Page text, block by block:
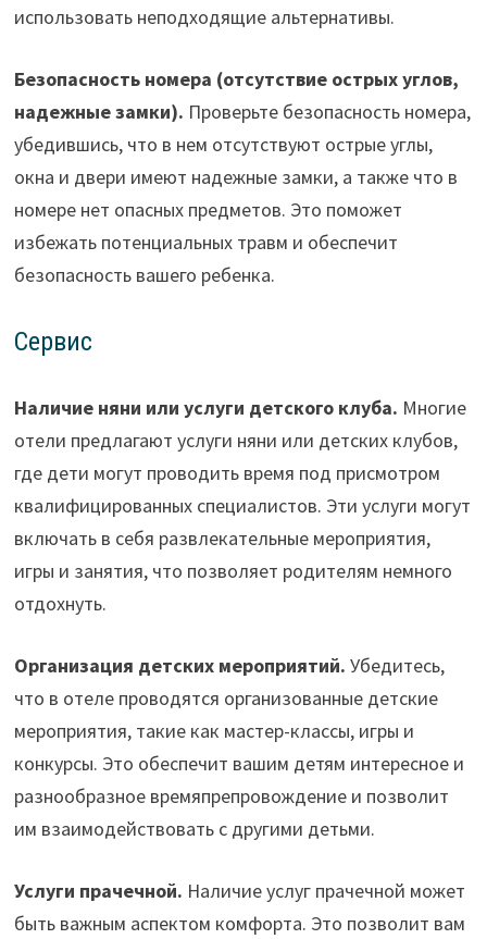
использовать неподходящие альтернативы.
Безопасность номера (отсутствие острых углов,
надежные замки). Проверьте безопасность номера,
убедившись, что в нем отсутствуют острые углы,
окна и двери имеют надежные замки, а также что в
номере нет опасных предметов. Это поможет
избежать потенциальных травм и обеспечит
безопасность вашего ребенка.
Сервис
Наличие няни или услуги детского клуба. Многие
отели предлагают услуги няни или детских клубов,
где дети могут проводить время под присмотром
квалифицированных специалистов. Эти услуги могут
включать в себя развлекательные мероприятия,
игры и занятия, что позволяет родителям немного
отдохнуть.
Организация детских мероприятий. Убедитесь,
что в отеле проводятся организованные детские
мероприятия, такие как мастер-классы, игры и
конкурсы. Это обеспечит вашим детям интересное и
разнообразное времяпрепровождение и позволит
им взаимодействовать с другими детьми.
Услуги прачечной. Наличие услуг прачечной может
быть важным аспектом комфорта. Это позволит вам